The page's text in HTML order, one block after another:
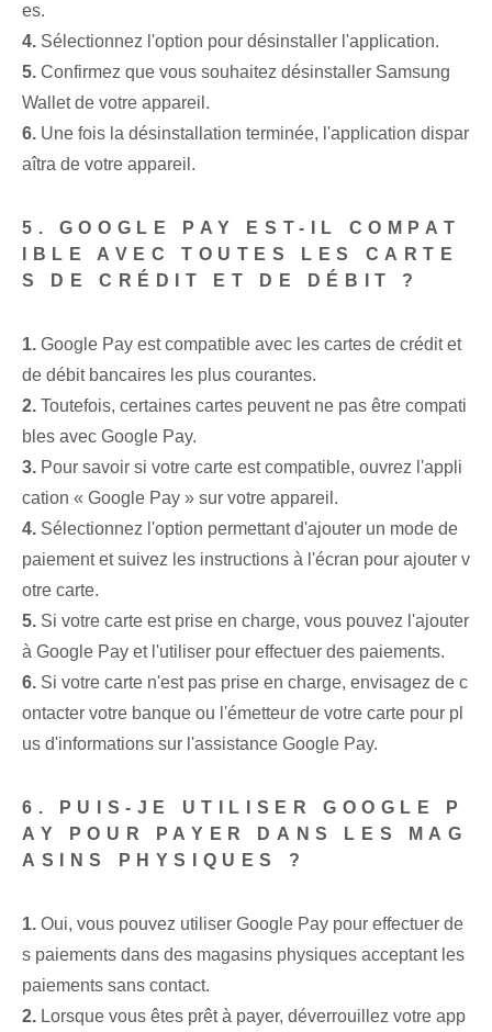
es.
4. Sélectionnez l'option pour désinstaller l'application.
5. Confirmez que vous souhaitez désinstaller Samsung
Wallet de votre appareil.
6. Une fois la désinstallation terminée, l'application dispar
aîtra de votre appareil.
5. GOOGLE PAY EST-IL COMPAT
IBLE AVEC TOUTES LES CARTE
S DE CRÉDIT ET DE DÉBIT ?
1. Google Pay est compatible avec les cartes de crédit et
de débit bancaires les plus courantes.
2. Toutefois, certaines cartes peuvent ne pas être compati
bles avec Google Pay.
3. Pour savoir si votre carte est compatible, ouvrez l'appli
cation « Google Pay » sur votre appareil.
4. Sélectionnez l'option permettant d'ajouter un mode de
paiement et suivez les instructions à l'écran pour ajouter v
otre carte.
5. Si votre carte est prise en charge, vous pouvez l'ajouter
à Google Pay et l'utiliser pour effectuer des paiements.
6. Si votre carte n'est pas prise en charge, envisagez de c
ontacter votre banque ou l'émetteur de votre carte pour pl
us d'informations sur l'assistance Google Pay.
6. PUIS-JE UTILISER GOOGLE P
AY POUR PAYER DANS LES MAG
ASINS PHYSIQUES ?
1. Oui, vous pouvez utiliser Google Pay pour effectuer de
s paiements dans des magasins physiques acceptant les
paiements sans contact.
2. Lorsque vous êtes prêt à payer, déverrouillez votre app